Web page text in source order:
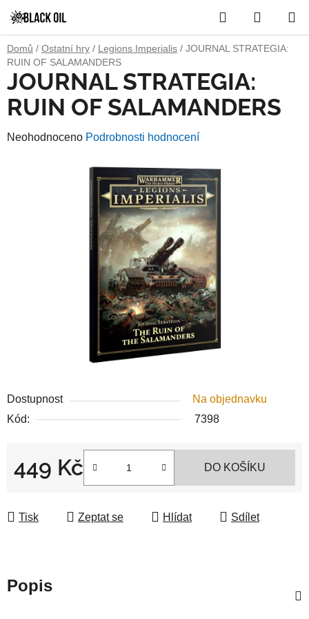
na
obsah
Hledat
KOŠÍK
Domů / Ostatní hry / Legions Imperialis / JOURNAL STRATEGIA:
RUIN OF SALAMANDERS
Dostupnost
Na objednavku
Kód:
7398
449 Kč DO KOŠÍKU
Tisk Zeptat se Hlídat Sdílet
JOURNAL STRATEGIA:
RUIN OF SALAMANDERS
Průměrné
Neohodnoceno Podrobnosti hodnocení
Popis